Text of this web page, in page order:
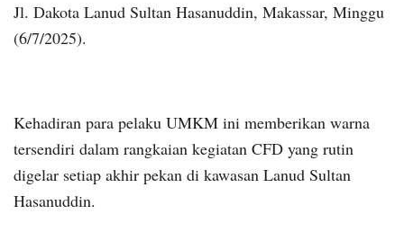
Jl. Dakota Lanud Sultan Hasanuddin, Makassar, Minggu
(6/7/2025).
Kehadiran para pelaku UMKM ini memberikan warna
tersendiri dalam rangkaian kegiatan CFD yang rutin
digelar setiap akhir pekan di kawasan Lanud Sultan
Hasanuddin.